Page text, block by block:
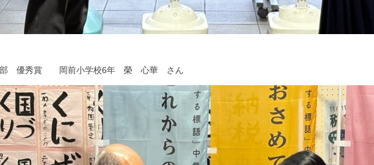
部 優秀賞 岡前小学校6年 榮 心華 さん